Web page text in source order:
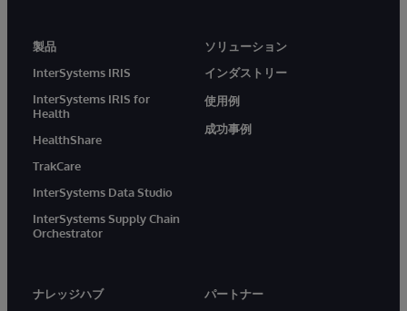
製品
InterSystems IRIS
InterSystems IRIS for
Health
HealthShare
TrakCare
InterSystems Data Studio
InterSystems Supply Chain
Orchestrator
ソリューション
インダストリー
使用例
成功事例
ナレッジハブ
パートナー